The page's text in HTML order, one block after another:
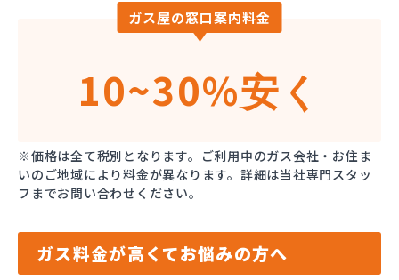
ガス屋の窓口案内料金
10~30%安く
※価格は全て税別となります。ご利用中のガス会社・お住ま
いのご地域により料金が異なります。詳細は当社専門スタッ
フまでお問い合わせください。
ガス料金が高くてお悩みの方へ